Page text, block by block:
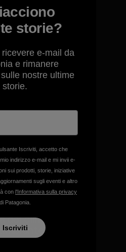
Corazzata
la
del nostro
nostra impronta
ecologica
i gruppi attivisti
del clima e
storie?
e-mail da
e rimanere
nostre ultime
storie.
Iscriviti, accetto che
indirizzo e-mail e mi invii e-
sui prodotti, storie, iniziative
sugli eventi e altro
con l'Informativa sulla privacy
di Patagonia.
Iscriviti